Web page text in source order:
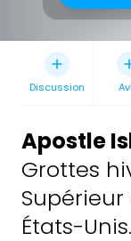
Discussion
Apostle
Grottes
États-Unis.